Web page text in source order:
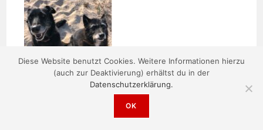
Impuls: Der stille Sinn
Diese Website benutzt Cookies. Weitere Informationen hierzu
(auch zur Deaktivierung) erhältst du in der
Datenschutzerklärung.
OK